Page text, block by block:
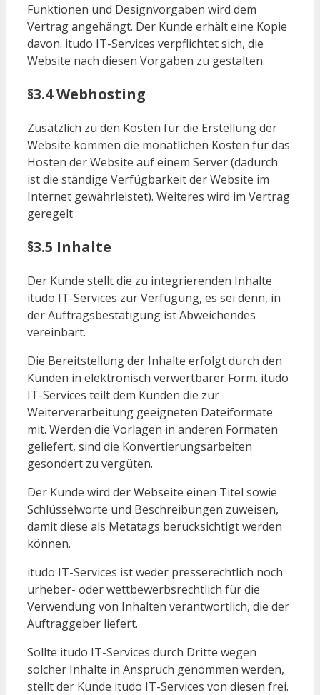
Funktionen und Designvorgaben wird dem
Vertrag angehängt. Der Kunde erhält eine Kopie
davon. itudo IT-Services verpflichtet sich, die
Website nach diesen Vorgaben zu gestalten.
§3.4 Webhosting
Zusätzlich zu den Kosten für die Erstellung der
Website kommen die monatlichen Kosten für das
Hosten der Website auf einem Server (dadurch
ist die ständige Verfügbarkeit der Website im
Internet gewährleistet). Weiteres wird im Vertrag
geregelt
§3.5 Inhalte
Der Kunde stellt die zu integrierenden Inhalte
itudo IT-Services zur Verfügung, es sei denn, in
der Auftragsbestätigung ist Abweichendes
vereinbart.
Die Bereitstellung der Inhalte erfolgt durch den
Kunden in elektronisch verwertbarer Form. itudo
IT-Services teilt dem Kunden die zur
Weiterverarbeitung geeigneten Dateiformate
mit. Werden die Vorlagen in anderen Formaten
geliefert, sind die Konvertierungsarbeiten
gesondert zu vergüten.
Der Kunde wird der Webseite einen Titel sowie
Schlüsselworte und Beschreibungen zuweisen,
damit diese als Metatags berücksichtigt werden
können.
itudo IT-Services ist weder presserechtlich noch
urheber- oder wettbewerbsrechtlich für die
Verwendung von Inhalten verantwortlich, die der
Auftraggeber liefert.
Sollte itudo IT-Services durch Dritte wegen
solcher Inhalte in Anspruch genommen werden,
stellt der Kunde itudo IT-Services von diesen frei.